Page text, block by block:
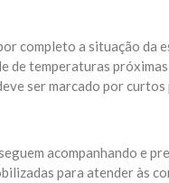
completo a situação da
de temperaturas
ser marcado por
acompanhando e
para atender às